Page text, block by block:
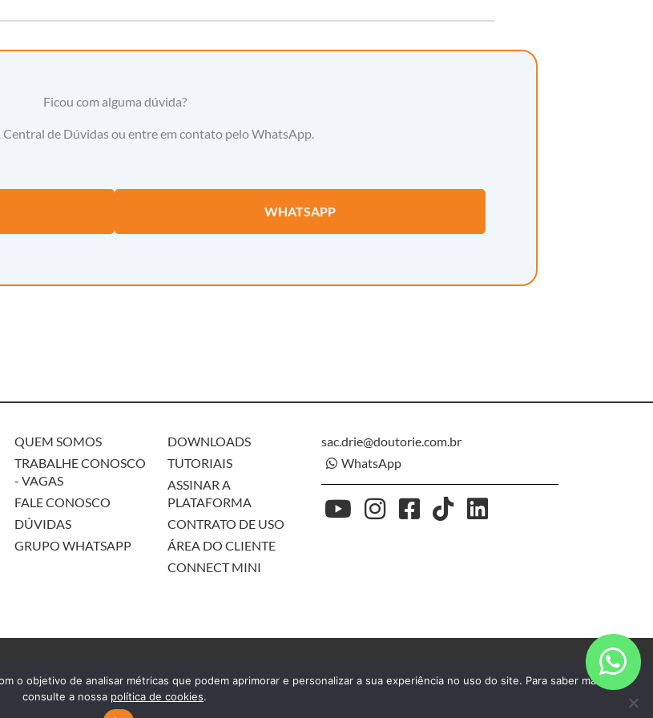
Ficou com alguma dúvida?
Central de Dúvidas ou entre em contato pelo WhatsApp.
WHATSAPP
QUEM SOMOS
TRABALHE CONOSCO
- VAGAS
FALE CONOSCO
DÚVIDAS
GRUPO WHATSAPP
DOWNLOADS
TUTORIAIS
ASSINAR A
PLATAFORMA
CONTRATO DE USO
ÁREA DO CLIENTE
CONNECT MINI
sac.drie@doutorie.com.br
WhatsApp
Ltda. CNPJ: 08.663.314/0001-86. Rua Lauro Linhares, 2010. Trindade, Florianópolis/SC
o objetivo de analisar métricas que podem aprimorar e personalizar a sua experiência no uso do site. Para saber mais,
consulte a nossa política de cookies.